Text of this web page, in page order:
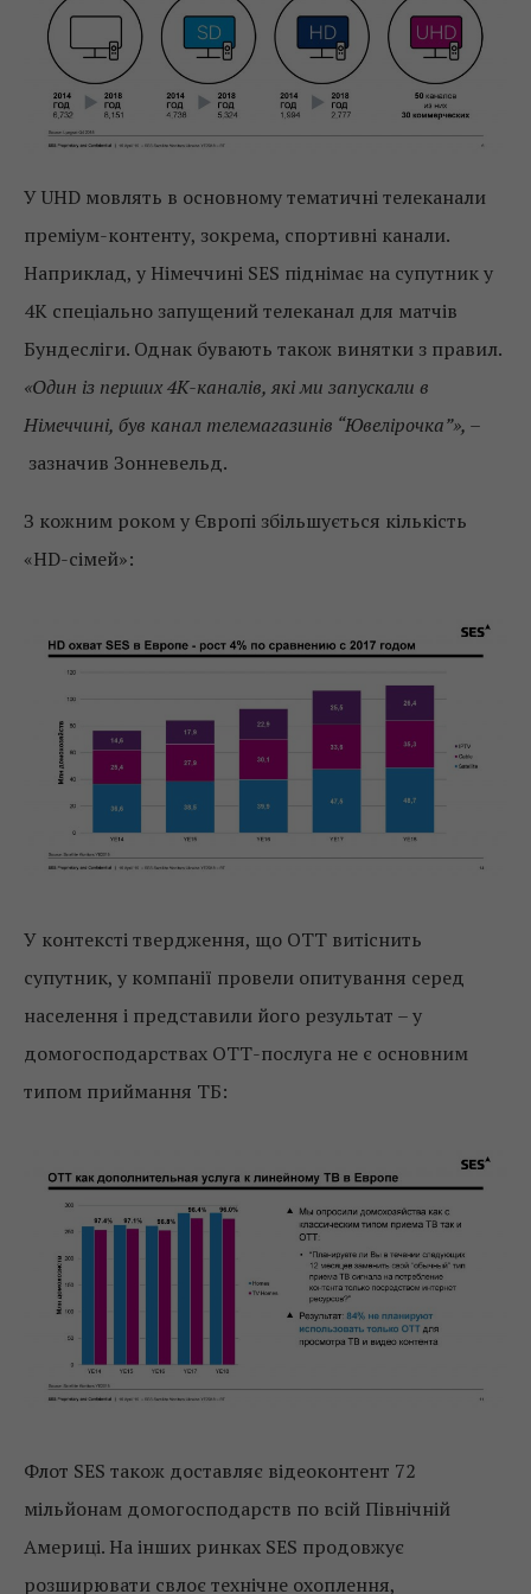
У UHD мовлять в основному тематичні телеканали
преміум-контенту, зокрема, спортивні канали.
Наприклад, у Німеччині SES піднімає на супутник у
4К спеціально запущений телеканал для матчів
Бундесліги. Однак бувають також винятки з правил.
«Один із перших 4К-каналів, які ми запускали в
Німеччині, був канал телемагазинів “Ювелірочка”», –
зазначив Зонневельд.
З кожним роком у Європі збільшується кількість
«HD-сімей»:
У контексті твердження, що ОТТ витіснить
супутник, у компанії провели опитування серед
населення і представили його результат – у
домогосподарствах ОТТ-послуга не є основним
типом приймання ТБ:
Флот SES також доставляє відеоконтент 72
мільйонам домогосподарств по всій Північній
Америці. На інших ринках SES продовжує
розширювати свлоє технічне охоплення,